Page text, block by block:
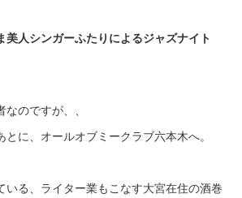
美人シンガーふたりによるジャズナイト
のですが、、
に、オールオブミークラブ六本木へ。
いる、ライター業もこなす大宮在住の酒巻